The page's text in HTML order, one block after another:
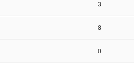
3
8
0